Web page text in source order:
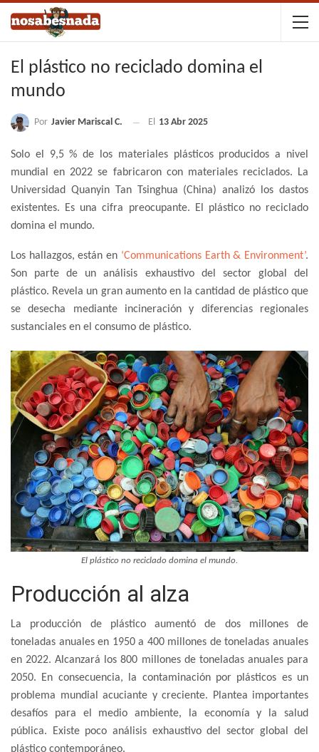
El plástico no reciclado domina el
mundo
Por Javier Mariscal C. El 13 Abr 2025
Solo el 9,5 % de los materiales plásticos producidos a nivel
mundial en 2022 se fabricaron con materiales reciclados. La
Universidad Quanyin Tan Tsinghua (China) analizó los dastos
existentes. Es una cifra preocupante. El plástico no reciclado
domina el mundo.
Los hallazgos, están en ‘Communications Earth & Environment’.
Son parte de un análisis exhaustivo del sector global del
plástico. Revela un gran aumento en la cantidad de plástico que
se desecha mediante incineración y diferencias regionales
sustanciales en el consumo de plástico.
El plástico no reciclado domina el mundo.
Producción al alza
La producción de plástico aumentó de dos millones de
toneladas anuales en 1950 a 400 millones de toneladas anuales
en 2022. Alcanzará los 800 millones de toneladas anuales para
2050. En consecuencia, la contaminación por plásticos es un
problema mundial acuciante y creciente. Plantea importantes
desafíos para el medio ambiente, la economía y la salud
pública. Existe poco análisis exhaustivo del sector global del
plástico contemporáneo.